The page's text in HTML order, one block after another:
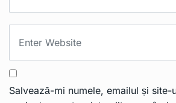
Salvează-mi numele, emailul și site-